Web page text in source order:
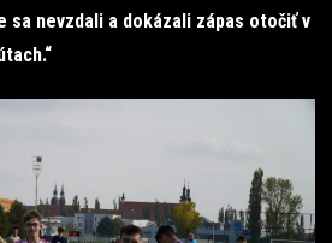
sa nevzdali a dokázali zápas otočiť v